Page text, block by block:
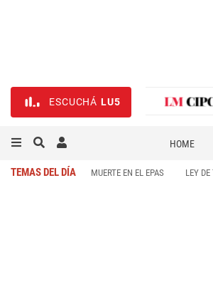
ESCUCHÁ LU5
HOME
TEMAS DEL DÍA MUERTE EN EL EPAS LEY